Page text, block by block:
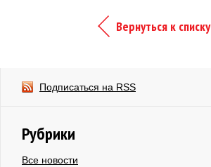
Вернуться к списку
Подписаться на RSS
Рубрики
Все новости